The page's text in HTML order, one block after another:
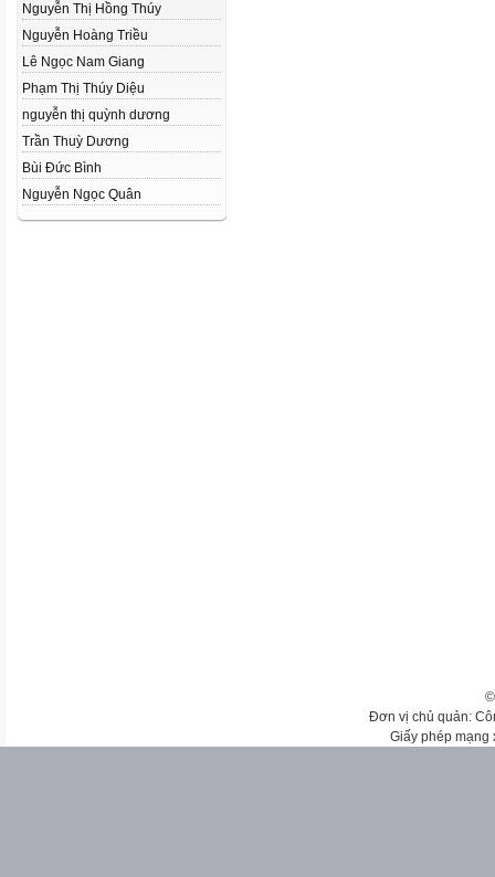
Nguyễn Thị Hồng Thúy
Nguyễn Hoàng Triều
Lê Ngọc Nam Giang
Phạm Thị Thúy Diệu
nguyễn thị quỳnh dương
Trần Thuỳ Dương
Bùi Đức Bình
Nguyễn Ngọc Quân
Đơn vị chủ quản:
Giấy phép mạng